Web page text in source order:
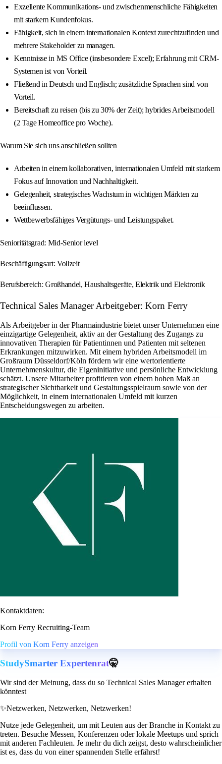
Exzellente Kommunikations- und zwischenmenschliche Fähigkeiten
mit starkem Kundenfokus.
Fähigkeit, sich in einem internationalen Kontext zurechtzufinden und
mehrere Stakeholder zu managen.
Kenntnisse in MS Office (insbesondere Excel); Erfahrung mit CRM-
Systemen ist von Vorteil.
Fließend in Deutsch und Englisch; zusätzliche Sprachen sind von
Vorteil.
Bereitschaft zu reisen (bis zu 30% der Zeit); hybrides Arbeitsmodell
(2 Tage Homeoffice pro Woche).
Warum Sie sich uns anschließen sollten
Arbeiten in einem kollaborativen, internationalen Umfeld mit starkem
Fokus auf Innovation und Nachhaltigkeit.
Gelegenheit, strategisches Wachstum in wichtigen Märkten zu
beeinflussen.
Wettbewerbsfähiges Vergütungs- und Leistungspaket.
Senioritätsgrad: Mid-Senior level
Beschäftigungsart: Vollzeit
Berufsbereich: Großhandel, Haushaltsgeräte, Elektrik und Elektronik
Technical Sales Manager Arbeitgeber: Korn Ferry
Als Arbeitgeber in der Pharmaindustrie bietet unser Unternehmen eine
einzigartige Gelegenheit, aktiv an der Gestaltung des Zugangs zu
innovativen Therapien für Patientinnen und Patienten mit seltenen
Erkrankungen mitzuwirken. Mit einem hybriden Arbeitsmodell im
Großraum Düsseldorf/Köln fördern wir eine wertorientierte
Unternehmenskultur, die Eigeninitiative und persönliche Entwicklung
schätzt. Unsere Mitarbeiter profitieren von einem hohen Maß an
strategischer Sichtbarkeit und Gestaltungsspielraum sowie von der
Möglichkeit, in einem internationalen Umfeld mit kurzen
Entscheidungswegen zu arbeiten.
Kontaktdaten:
Korn Ferry Recruiting-Team
Profil von Korn Ferry anzeigen
StudySmarter Expertenrat🤫
Wir sind der Meinung, dass du so Technical Sales Manager erhalten
könntest
✨Netzwerken, Netzwerken, Netzwerken!
Nutze jede Gelegenheit, um mit Leuten aus der Branche in Kontakt zu
treten. Besuche Messen, Konferenzen oder lokale Meetups und sprich
mit anderen Fachleuten. Je mehr du dich zeigst, desto wahrscheinlicher
ist es, dass du von einer spannenden Stelle erfährst!